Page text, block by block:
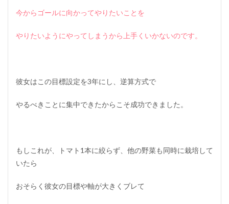
今からゴールに向かってやりたいことを
やりたいようにやってしまうから上手くいかないのです。
彼女はこの目標設定を3年にし、逆算方式で
やるべきことに集中できたからこそ成功できました。
もしこれが、トマト1本に絞らず、他の野菜も同時に栽培して
いたら
おそらく彼女の目標や軸が大きくブレて